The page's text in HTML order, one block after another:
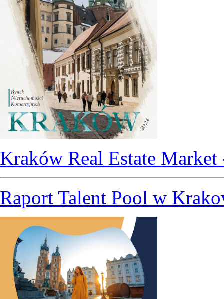
Kraków Real Estate
Raport Talent Pool w